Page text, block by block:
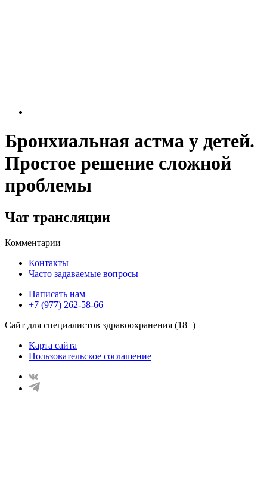
Бронхиальная астма у детей.
Простое решение сложной
проблемы
Чат трансляции
Комментарии
Контакты
Часто задаваемые вопросы
Написать нам
+7 (977) 262-58-66
Сайт для специалистов здравоохранения (18+)
Карта сайта
Пользовательское соглашение